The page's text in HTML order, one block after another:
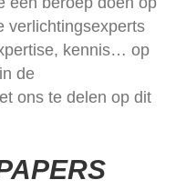
verlichtingsexperts
kennis… op
de
ons te delen op dit